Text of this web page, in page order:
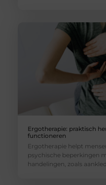
Ergotherapie: praktisch
functioneren
Ergotherapie helpt
psychische beperkingen
handelingen, zoals